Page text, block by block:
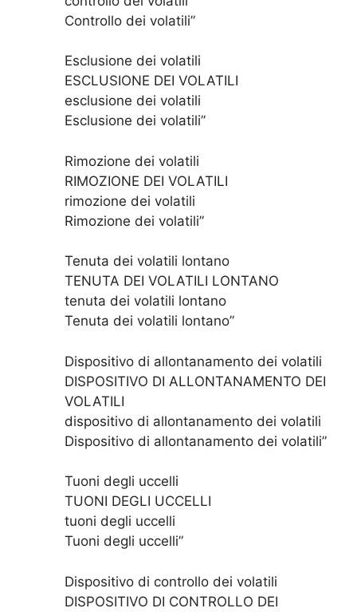
Controllo dei volatili”
Esclusione dei volatili
ESCLUSIONE DEI VOLATILI
esclusione dei volatili
Esclusione dei volatili”
Rimozione dei volatili
RIMOZIONE DEI VOLATILI
rimozione dei volatili
Rimozione dei volatili”
Tenuta dei volatili lontano
TENUTA DEI VOLATILI LONTANO
tenuta dei volatili lontano
Tenuta dei volatili lontano”
Dispositivo di allontanamento dei volatili
DISPOSITIVO DI ALLONTANAMENTO DEI
VOLATILI
dispositivo di allontanamento dei volatili
Dispositivo di allontanamento dei volatili”
Tuoni degli uccelli
TUONI DEGLI UCCELLI
tuoni degli uccelli
Tuoni degli uccelli”
Dispositivo di controllo dei volatili
DISPOSITIVO DI CONTROLLO DEI